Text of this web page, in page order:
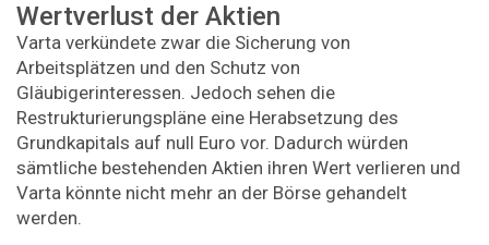
Wertverlust der Aktien
Varta verkündete zwar die Sicherung von
Arbeitsplätzen und den Schutz von
Gläubigerinteressen. Jedoch sehen die
Restrukturierungspläne eine Herabsetzung des
Grundkapitals auf null Euro vor. Dadurch würden
sämtliche bestehenden Aktien ihren Wert verlieren und
Varta könnte nicht mehr an der Börse gehandelt
werden.